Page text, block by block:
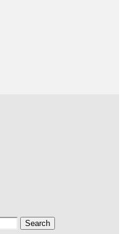
Search